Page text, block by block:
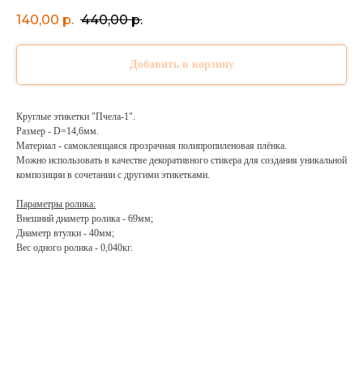
140,00 р. 440,00 р.
Добавить в корзину
Круглые этикетки "Пчела-1".
Размер - D=14,6мм.
Материал - самоклеящаяся прозрачная полипропиленовая плёнка.
Можно использовать в качестве декоративного стикера для создания уникальной
композиции в сочетании с другими этикетками.
Параметры ролика:
Внешний диаметр ролика - 69мм;
Диаметр втулки - 40мм;
Вес одного ролика - 0,040кг.